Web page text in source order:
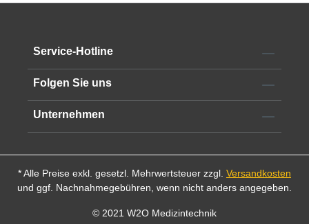
Service-Hotline
Folgen Sie uns
Unternehmen
* Alle Preise exkl. gesetzl. Mehrwertsteuer zzgl. Versandkosten
und ggf. Nachnahmegebühren, wenn nicht anders angegeben.
© 2021 W2O Medizintechnik